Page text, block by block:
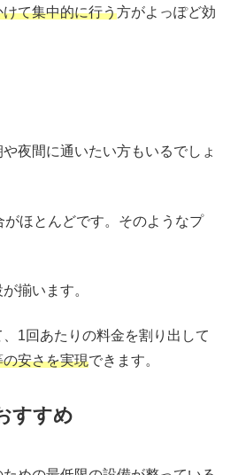
て集中的に行う方がよっぽど効
夜間に通いたい方もいるでしょ
がほとんどです。そのようなプ
揃います。
1回あたりの料金を割り出して
安さを実現できます。
すすめ